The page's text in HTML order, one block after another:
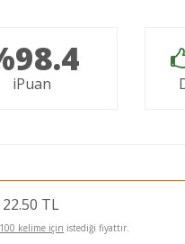
iPuan
TL
100 kelime için istediği fiyattır.